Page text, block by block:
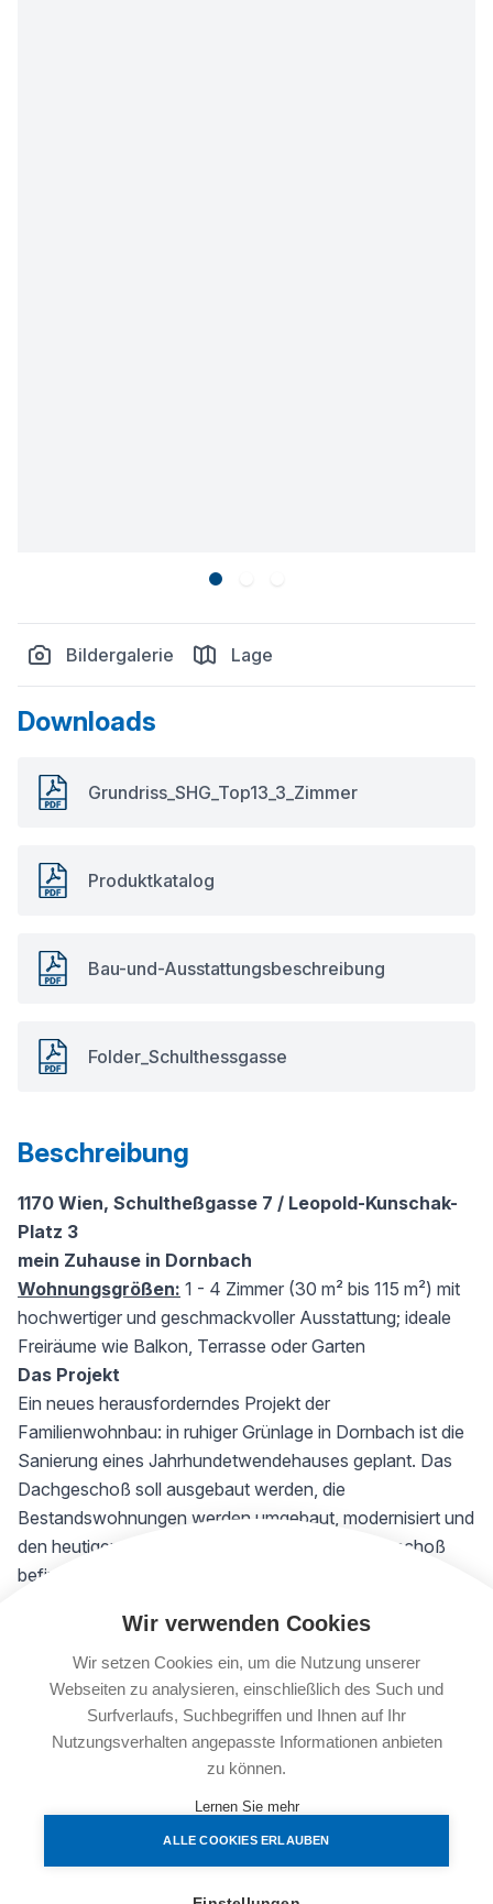
Wir verwenden Cookies
Wir setzen Cookies ein, um die Nutzung unserer
Webseiten zu analysieren, einschließlich des Such und
Surfverlaufs, Suchbegriffen und Ihnen auf Ihr
Nutzungsverhalten angepasste Informationen anbieten
zu können.
Lernen Sie mehr
ALLE COOKIES ERLAUBEN
Bildergalerie Lage
Downloads
Grundriss_SHG_Top13_3_Zimmer
Produktkatalog
Bau-und-Ausstattungsbeschreibung
Folder_Schulthessgasse
Beschreibung
1170 Wien, Schultheßgasse 7 / Leopold-Kunschak-
Platz 3
mein Zuhause in Dornbach
Wohnungsgrößen: 1 - 4 Zimmer (30 m² bis 115 m²) mit
hochwertiger und geschmackvoller Ausstattung; ideale
Freiräume wie Balkon, Terrasse oder Garten
Das Projekt
Ein neues herausforderndes Projekt der
Familienwohnbau: in ruhiger Grünlage in Dornbach ist die
Sanierung eines Jahrhundetwendehauses geplant. Das
Dachgeschoß soll ausgebaut werden, die
Bestandswohnungen werden umgebaut, modernisiert und
den heutigen Bedürfnissen angepasst. Im Erdgeschoß
befindet sich eine große Lokalfläche für Gastronomie.
sanierteBestands-Wohnungen in Größen von 30 m²
bis 94 m² mit 1 bis 3 Zimmern, teilweise mit lauschigem
Balkon in den Innenhof werden dem heutigen Standard
entsprechend hergestellt; außerdem entstehen durch den
Ausbau des Dachgeschoßes weitere 6 neue Wohnungen
mit 3 oder 4 Zimmern von 74 m² bis 140 m² wovon 3
Maisonett-Wohnungen errichtet werden.
Das Gebäude wird thermisch saniert, ein alternatives